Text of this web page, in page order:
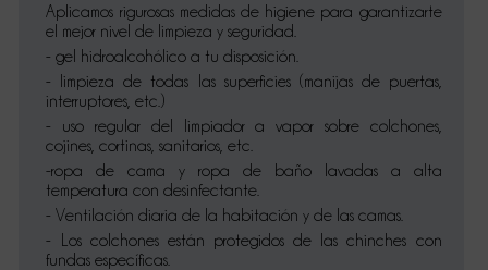
Aplicamos rigurosas medidas de higiene para garantizarte
el mejor nivel de limpieza y seguridad.
- gel hidroalcohólico a tu disposición.
- limpieza de todas las superficies (manijas de puertas,
interruptores, etc.)
- uso regular del limpiador a vapor sobre colchones,
cojines, cortinas, sanitarios, etc.
-ropa de cama y ropa de baño lavadas a alta
temperatura con desinfectante.
- Ventilación diaria de la habitación y de las camas.
- Los colchones están protegidos de las chinches con
fundas específicas.